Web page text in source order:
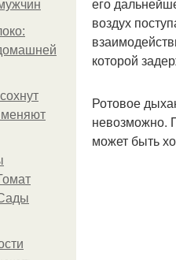
меняют
воздух
которой
Ротовое
невозможно.
может быть